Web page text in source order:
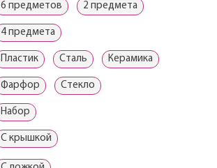
6 предметов 2 предмета
4 предмета
Пластик Сталь Керамика
Фарфор Стекло
Набор
С крышкой